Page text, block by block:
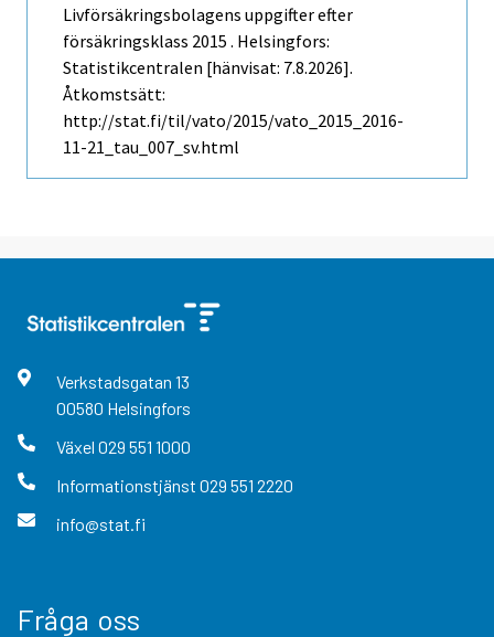
Livförsäkringsbolagens uppgifter efter
försäkringsklass 2015 . Helsingfors:
Statistikcentralen [hänvisat: 7.8.2026].
Åtkomstsätt:
http://stat.fi/til/vato/2015/vato_2015_2016-
11-21_tau_007_sv.html
Verkstadsgatan 13
00580 Helsingfors
Växel 029 551 1000
Informationstjänst 029 551 2220
info@stat.fi
Fråga oss